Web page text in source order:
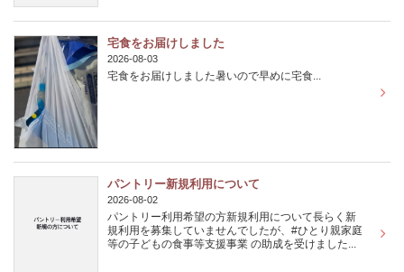
宅食をお届けしました
2026-08-03
宅食をお届けしました暑いので早めに宅食...
パントリー新規利用について
2026-08-02
パントリー利用希望の方新規利用について長らく新
規利用を募集していませんでしたが、#ひとり親家庭
等の子どもの食事等支援事業 の助成を受けました...